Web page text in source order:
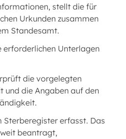
stellt die für
Urkunden zusammen
Standesamt.
erforderlichen Unterlagen
die vorgelegten
und die Angaben auf den
Sterberegister erfasst. Das
beantragt,